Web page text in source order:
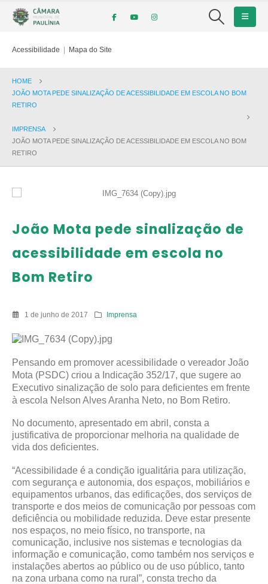
Acessibilidade | Mapa do Site
HOME
JOÃO MOTA PEDE SINALIZAÇÃO DE ACESSIBILIDADE EM ESCOLA NO BOM
RETIRO
IMPRENSA
JOÃO MOTA PEDE SINALIZAÇÃO DE ACESSIBILIDADE EM ESCOLA NO BOM
RETIRO
João Mota pede sinalização de
acessibilidade em escola no
Bom Retiro
1 de junho de 2017 Imprensa
Pensando em promover acessibilidade o vereador João
Mota (PSDC) criou a Indicação 352/17, que sugere ao
Executivo sinalização de solo para deficientes em frente
à escola Nelson Alves Aranha Neto, no Bom Retiro.
No documento, apresentado em abril, consta a
justificativa de proporcionar melhoria na qualidade de
vida dos deficientes.
“Acessibilidade é a condição igualitária para utilização,
com segurança e autonomia, dos espaços, mobiliários e
equipamentos urbanos, das edificações, dos serviços de
transporte e dos meios de comunicação por pessoas com
deficiência ou mobilidade reduzida. Deve estar presente
nos espaços, no meio físico, no transporte, na
comunicação, inclusive nos sistemas e tecnologias da
informação e comunicação, como também nos serviços e
instalações abertos ao público ou de uso público, tanto
na zona urbana como na rural”, consta trecho da